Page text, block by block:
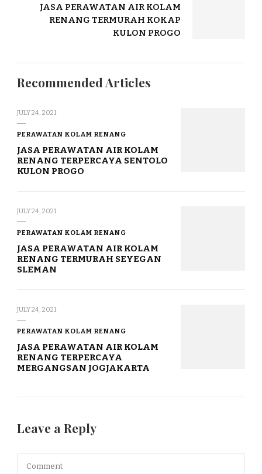
JASA PERAWATAN AIR KOLAM
RENANG TERMURAH KOKAP
KULON PROGO
Recommended Articles
JULY 24, 2021
PERAWATAN KOLAM RENANG
JASA PERAWATAN AIR KOLAM
RENANG TERPERCAYA SENTOLO
KULON PROGO
JULY 24, 2021
PERAWATAN KOLAM RENANG
JASA PERAWATAN AIR KOLAM
RENANG TERMURAH SEYEGAN
SLEMAN
JULY 24, 2021
PERAWATAN KOLAM RENANG
JASA PERAWATAN AIR KOLAM
RENANG TERPERCAYA
MERGANGSAN JOGJAKARTA
Leave a Reply